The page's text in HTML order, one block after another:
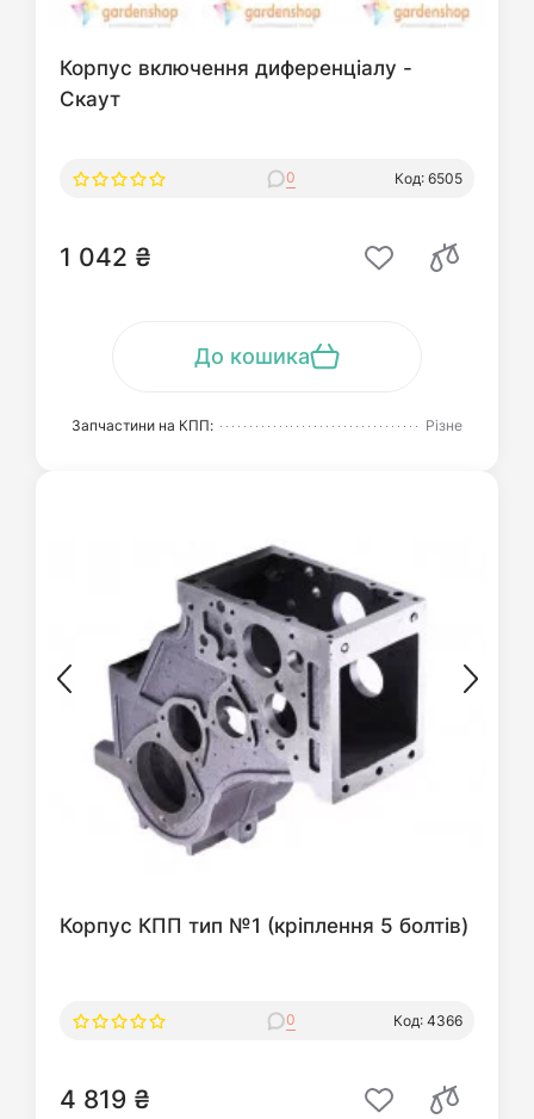
Корпус включення диференціалу -
Скаут
0 Код: 6505
1 042 ₴
До кошика
Запчастини на КПП: Різне
Корпус КПП тип №1 (кріплення 5 болтів)
0 Код: 4366
4 819 ₴